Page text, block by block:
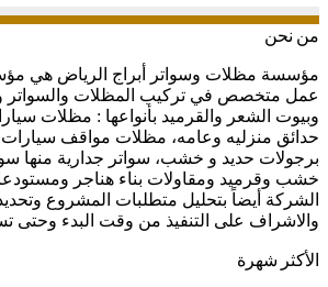
والمواصفات
منزلية
اسعار
الحوش
والسطح
من نحن
مؤسسة مظلات وسواتر أبراج الرياض هي
عمل متخصص في تركيب المظلات والسواتر
وبيوت الشعر والقرميد بأنواعها : مظلات
حدائق منزليه وعامه، مظلات مواقف
برجولات حديد و خشب، سواتر جدارية منها
خشب وقرميد ومقاولات بناء هناجر
الشركة أيضاً بتحليل متطلبات المشروع
والاشراف على التنفيذ من وقت البدء وحتى
الأكثر شهرة